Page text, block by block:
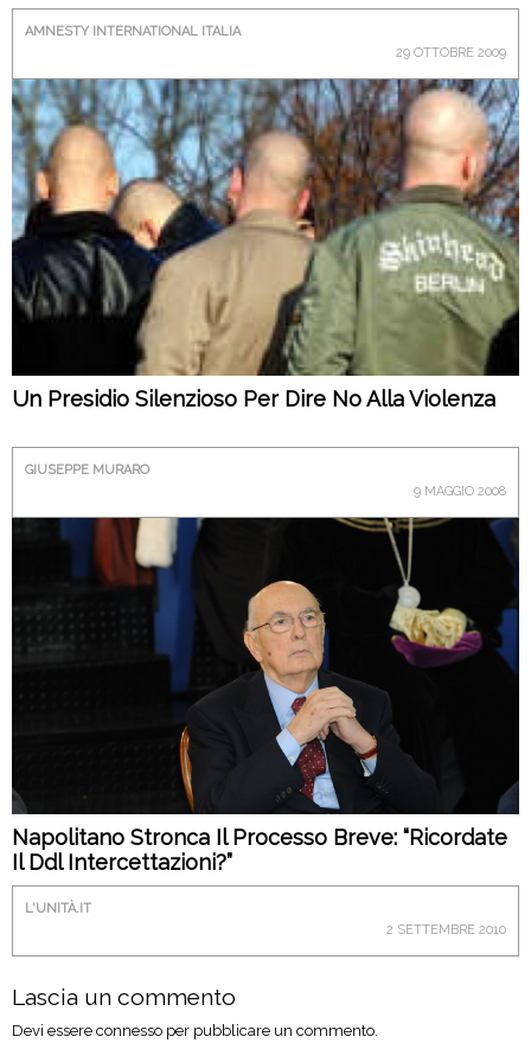
AMNESTY INTERNATIONAL ITALIA
29 OTTOBRE 2009
Un Presidio Silenzioso Per Dire No Alla Violenza
GIUSEPPE MURARO
9 MAGGIO 2008
Napolitano Stronca Il Processo Breve: “Ricordate
Il Ddl Intercettazioni?”
L'UNITÀ.IT
2 SETTEMBRE 2010
Lascia un commento
Devi essere connesso per pubblicare un commento.